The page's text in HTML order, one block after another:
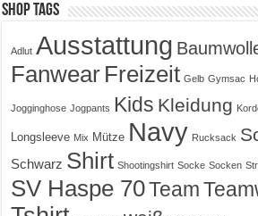
Shop Tags
Adlut Ausstattung
Fanwear Freizeit Gelb Gymsac
Jogginghose Jogpants Kids Kleidung
Longsleeve Mix Mütze Navy Rucksack
Schwarz Shirt Shootingshirt Socke Socken
SV Haspe 70Team